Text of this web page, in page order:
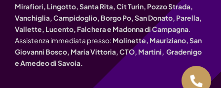
Mirafiori, Lingotto, Santa Rita, Cit Turin, Pozzo Strada,
Vanchiglia, Campidoglio, Borgo Po, San Donato, Parella,
Vallette, Lucento, Falchera e Madonna di Campagna.
Assistenza immediata presso: Molinette, Mauriziano, San
Giovanni Bosco, Maria Vittoria, CTO, Martini, Gradenigo
e Amedeo di Savoia.